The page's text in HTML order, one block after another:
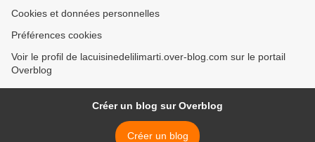
Cookies et données personnelles
Préférences cookies
Voir le profil de lacuisinedelilimarti.over-blog.com sur le portail
Overblog
Créer un blog sur Overblog
Créer un blog